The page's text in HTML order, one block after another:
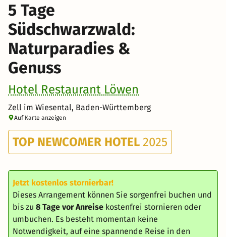
5 Tage
Südschwarzwald:
Naturparadies &
Genuss
Hotel Restaurant Löwen
Zell im Wiesental, Baden-Württemberg
Auf Karte anzeigen
TOP NEWCOMER HOTEL 2025
Jetzt kostenlos stornierbar!
Dieses Arrangement können Sie sorgenfrei buchen und
bis zu 8 Tage vor Anreise kostenfrei stornieren oder
umbuchen. Es besteht momentan keine
Notwendigkeit, auf eine spannende Reise in den